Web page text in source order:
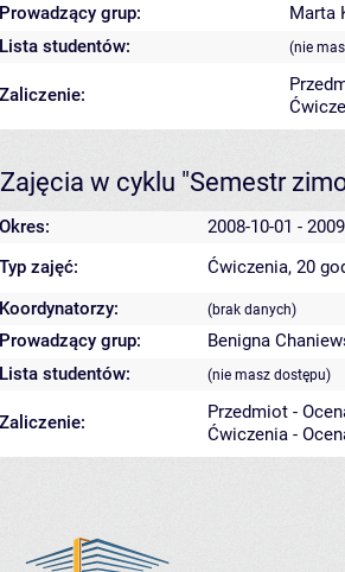
Prowadzący grup: Marta
Lista studentów:
(nie
Zaliczenie:
Zajęcia w cyklu "Semestr
Okres: 2008-10-01 -
Typ zajęć: Ćwiczenia, 20
Koordynatorzy:
(brak danych)
Prowadzący grup: Benigna
Lista studentów:
(nie masz dostępu)
Zaliczenie:
Przedmiot -
Ćwiczenia -